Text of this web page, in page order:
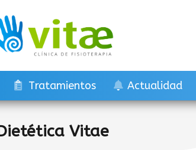
Tratamientos Actualidad
Vitae